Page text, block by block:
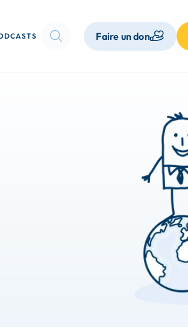
Faire un don